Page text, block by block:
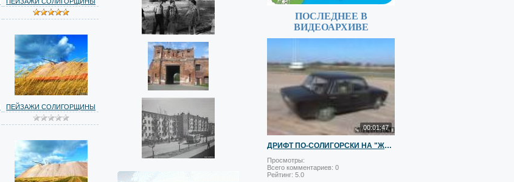
ПЕЙЗАЖИ СОЛИГОРЩИНЫ
ПОСЛЕДНЕЕ В
ВИДЕОАРХИВЕ
00:01:47
ДРИФТ ПО-СОЛИГОРСКИ НА "ЖИГЕ":)
Просмотры:
Всего комментариев: 0
Рейтинг: 5.0